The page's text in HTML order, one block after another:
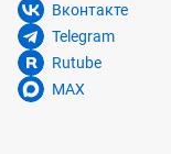
Вконтакте
Telegram
Rutube
MAX